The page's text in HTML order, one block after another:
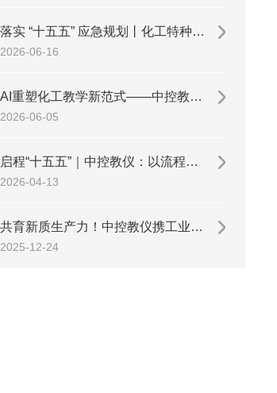
落实 “十五五” 应急规划丨化工特种作业安全综合实训装置， 守住安全生产基本底线
2026-06-16
AI重塑化工教学新范式——中控教仪参加第十七届泛珠三角区域“9+2”化工专业本科教学工作会议
2026-06-05
启程“十五五”｜中控教仪：以流程工业硬核实力，赋能技能人才新发展
2026-04-13
共育新质生产力！中控教仪携工业AI教研方案亮相2025化工教育年会
2025-12-24